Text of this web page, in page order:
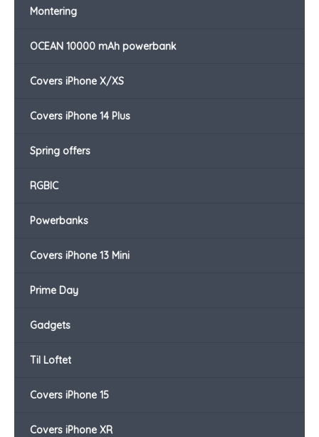
Montering
OCEAN 10000 mAh powerbank
Covers iPhone X/XS
Covers iPhone 14 Plus
Spring offers
RGBIC
Powerbanks
Covers iPhone 13 Mini
Prime Day
Gadgets
Til Loftet
Covers iPhone 15
Covers iPhone XR